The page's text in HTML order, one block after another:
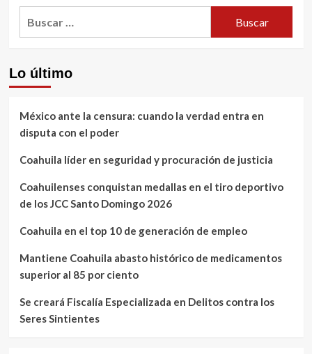
Lo último
México ante la censura: cuando la verdad entra en
disputa con el poder
Coahuila líder en seguridad y procuración de justicia
Coahuilenses conquistan medallas en el tiro deportivo
de los JCC Santo Domingo 2026
Coahuila en el top 10 de generación de empleo
Mantiene Coahuila abasto histórico de medicamentos
superior al 85 por ciento
Se creará Fiscalía Especializada en Delitos contra los
Seres Sintientes